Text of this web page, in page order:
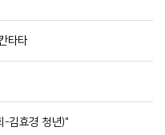
타타
-김효경 청년)"